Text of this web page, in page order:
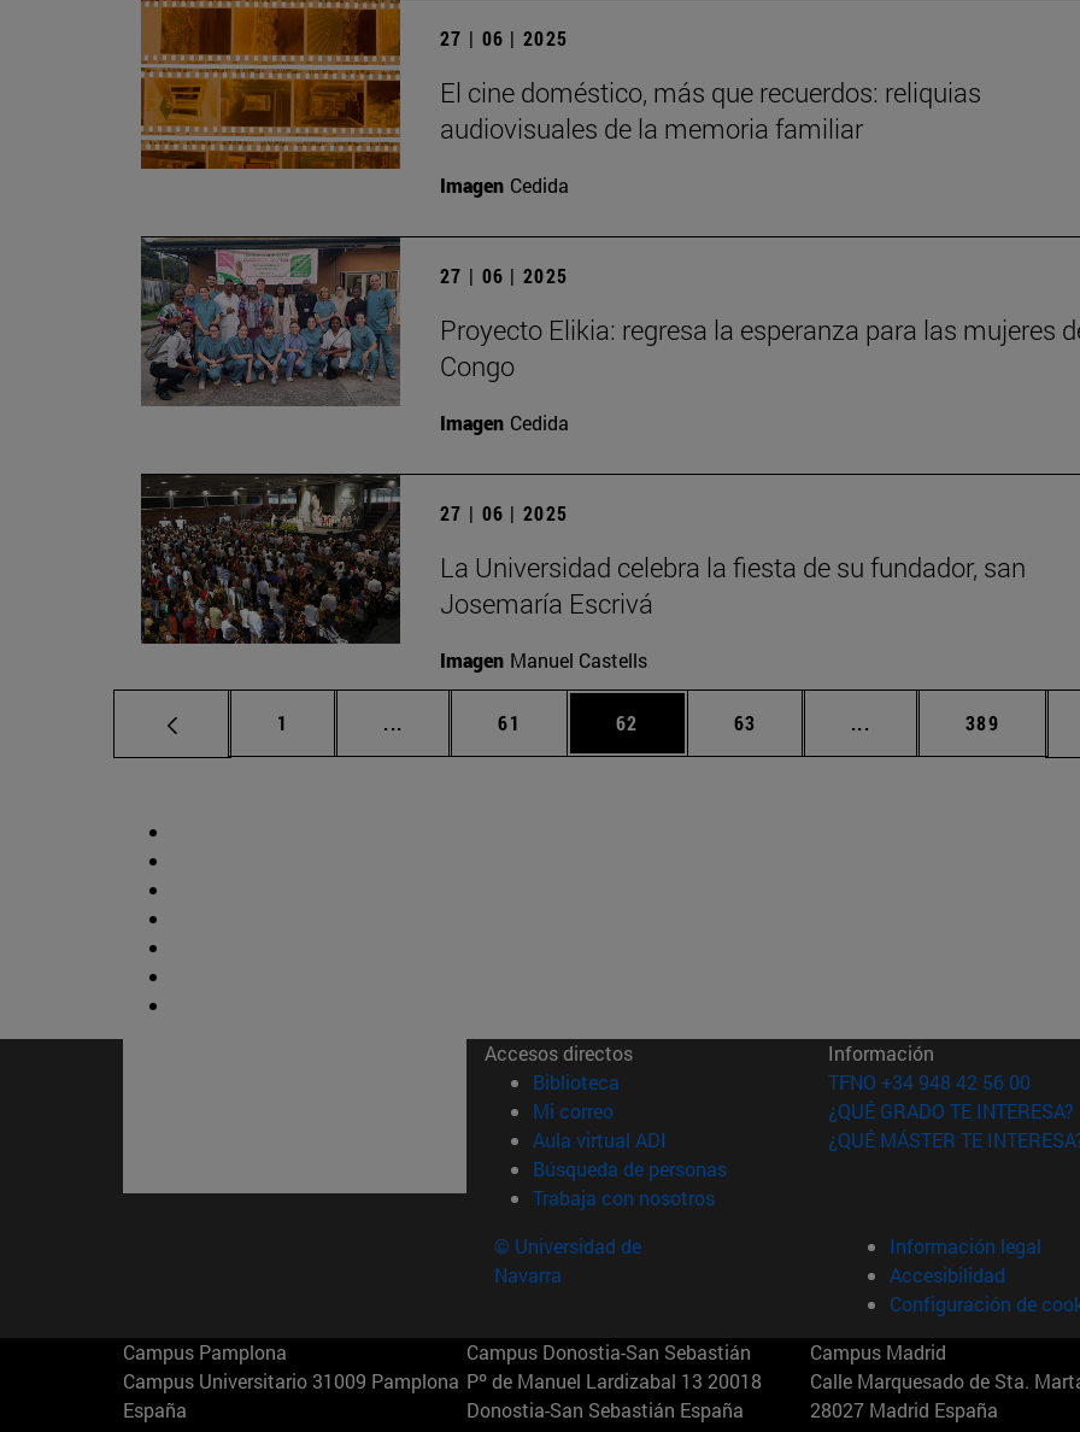
27 | 06 | 2025
El cine doméstico, más que recuerdos: reliquias
audiovisuales de la memoria familiar
Imagen Cedida
27 | 06 | 2025
Proyecto Elikia: regresa la esperanza para las mujeres
Congo
Imagen Cedida
27 | 06 | 2025
La Universidad celebra la fiesta de su fundador, san
Josemaría Escrivá
Imagen Manuel Castells
Página
1 ... Páginas intermedias Use TAB para desplazarse.
Página
61 Página
62 Página
63 ... Páginas intermedias
Página
389
Accesos directos
Biblioteca (abre en nueva ventana)
Mi correo(abre en nueva ventana)
Aula virtual ADI (abre en nueva ventana)
Búsqueda de personas(abre en nueva ventana)
Trabaja con nosotros(abre en nueva ventana)
Información
TFNO +34 948 42 56 00
¿QUÉ GRADO TE INTERESA?
¿QUÉ MÁSTER TE
© Universidad de
Navarra
Información legal
Accesibilidad
Configuración de
Campus Pamplona
Campus Universitario 31009 Pamplona
España
Campus Donostia-San Sebastián
Pº de Manuel Lardizabal 13 20018
Donostia-San Sebastián España
Campus Madrid
Calle Marquesado de Sta.
28027 Madrid España